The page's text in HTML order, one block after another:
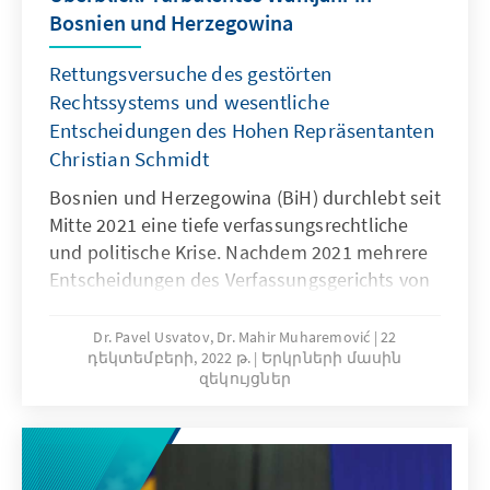
Bosnien und Herzegowina
Rettungsversuche des gestörten
Rechtssystems und wesentliche
Entscheidungen des Hohen Repräsentanten
Christian Schmidt
Bosnien und Herzegowina (BiH) durchlebt seit
Mitte 2021 eine tiefe verfassungsrechtliche
und politische Krise. Nachdem 2021 mehrere
Entscheidungen des Verfassungsgerichts von
Entscheidung des Hohen Repräsentanten für
BiH (HR BiH) zur Frage des Staatseigentums
und der Kompetenzen des Staates BiH
gesamtstaatlichen Ebene keine nennenswerte
gesetzgeberische Aktivität gegeben. Damit
Dr. Pavel Usvatov, Dr. Mahir Muharemović 22
դեկտեմբերի, 2022 թ.
Երկրների մասին
զեկույցներ